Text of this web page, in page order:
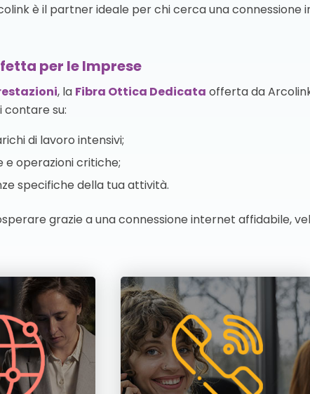
è il partner ideale per chi cerca una
per le Imprese
, la Fibra Ottica Dedicata offerta da
contare su:
di lavoro intensivi;
operazioni critiche;
specifiche della tua attività.
grazie a una connessione internet affidabile,